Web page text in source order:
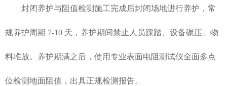
封闭养护与阻值检测施工完成后封闭场地进行养护，常
规养护周期 7-10 天，养护期间禁止人员踩踏、设备碾压、物
料堆放。养护期满之后，使用专业表面电阻测试仪全面多点
位检测地面阻值，出具正规检测报告。